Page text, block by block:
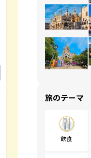
旅のテーマ
飲食